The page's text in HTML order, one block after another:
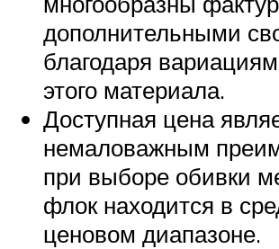
дополнительными
благодаря
этого материала.
Доступная цена
немаловажным
при выборе обивки
флок находится в
ценовом диапазоне.